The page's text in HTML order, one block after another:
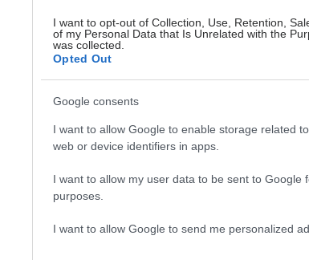
I want to opt-out of Collection, Use, Retention,
of my Personal Data that Is Unrelated with the
was collected.
Opted Out
Google consents
I want to allow Google to enable storage related
web or device identifiers in apps.
I want to allow my user data to be sent to Google
purposes.
I want to allow Google to send me personalized